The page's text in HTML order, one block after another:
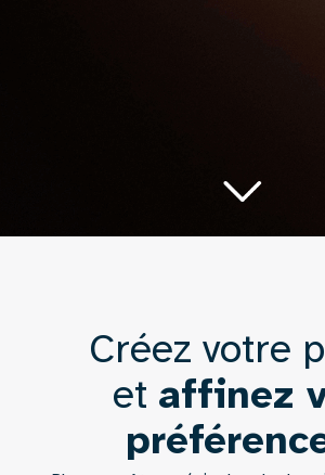
Créez votre
et affinez